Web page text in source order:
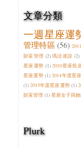
文章分類
一週星座運
管理特區 (56)
財富管理 (2) 瑪法達說 (2)
星座運勢 (1) 2010星座投
星座運勢 (1) 2014年度星
(1) 2015年度星座運勢 (1)
財富管理 (1) 星座女子與
Plurk